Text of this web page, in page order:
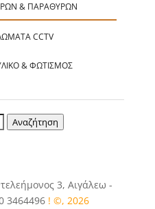
& ΠΑΡΑΘΎΡΩΝ
CCTV
& ΦΩΤΙΣΜΌΣ
Αναζήτηση
3, Αιγάλεω -
3464496! ©, 2026